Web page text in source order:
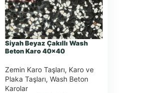
Siyah Beyaz Çakıllı Wash
Beton Karo 40×40
Zemin Karo Taşları, Karo ve
Plaka Taşları, Wash Beton
Karolar